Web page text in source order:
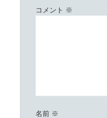
コメント ※
名前 ※